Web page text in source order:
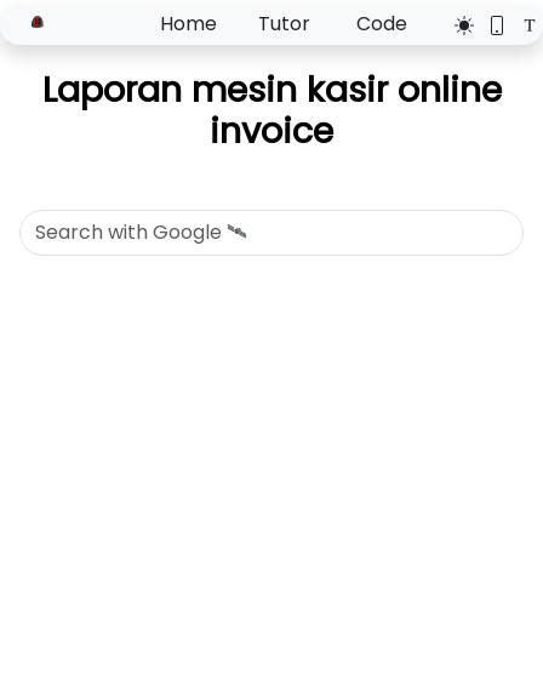
Home Tutor Code
Laporan mesin kasir online
invoice